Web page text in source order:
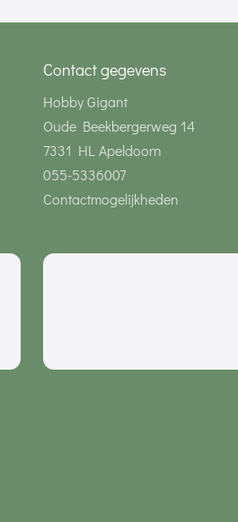
Contact gegevens
Hobby Gigant
Oude Beekbergerweg 14
7331 HL Apeldoorn
055-5336007
Contactmogelijkheden